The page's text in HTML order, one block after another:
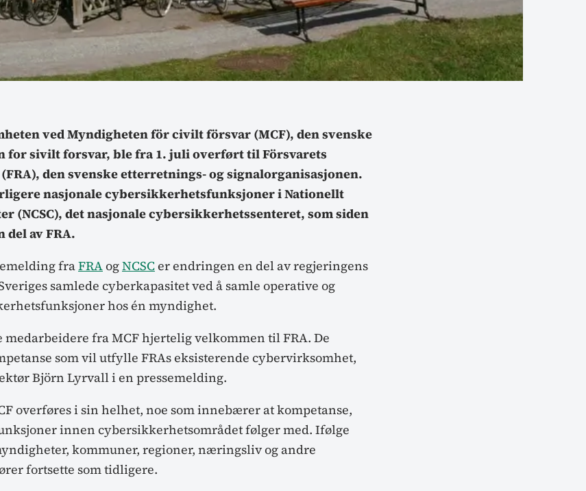
ved Myndigheten för civilt försvar (MCF), den svenske
for sivilt forsvar, ble fra 1. juli overført til Försvarets
den svenske etterretnings- og signalorganisasjonen.
nasjonale cybersikkerhetsfunksjoner i Nationellt
(NCSC), det nasjonale cybersikkerhetssenteret, som siden
del av FRA.
fraFRAogNCSCer endringen en del av regjeringens
samlede cyberkapasitet ved å samle operative og
hos én myndighet.
medarbeidere fra MCF hjertelig velkommen til FRA. De
som vil utfylle FRAs eksisterende cybervirksomhet,
Björn Lyrvall i en pressemelding.
overføres i sin helhet, noe som innebærer at kompetanse,
innen cybersikkerhetsområdet følger med. Ifølge
kommuner, regioner, næringsliv og andre
fortsette som tidligere.